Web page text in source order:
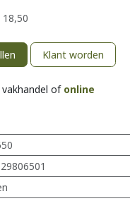
18,50
Klant worden
of online